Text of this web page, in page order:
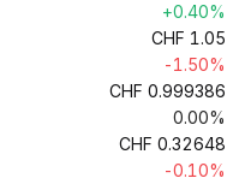
+0.40%
CHF 1.05
-1.50%
CHF 0.999386
0.00%
CHF 0.32648
-0.10%